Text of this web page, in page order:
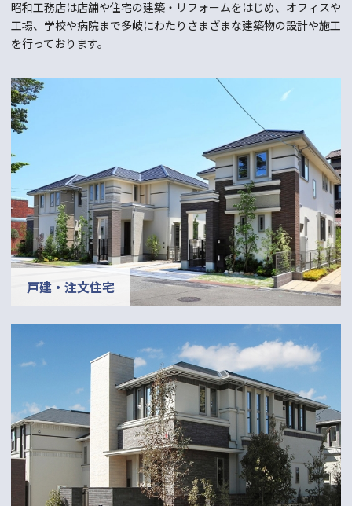
昭和工務店は店舗や住宅の建築・リフォームをはじめ、オフィスや
工場、学校や病院まで多岐にわたり さまざまな建築物の設計や施工
を行っております。
戸建・注文住宅